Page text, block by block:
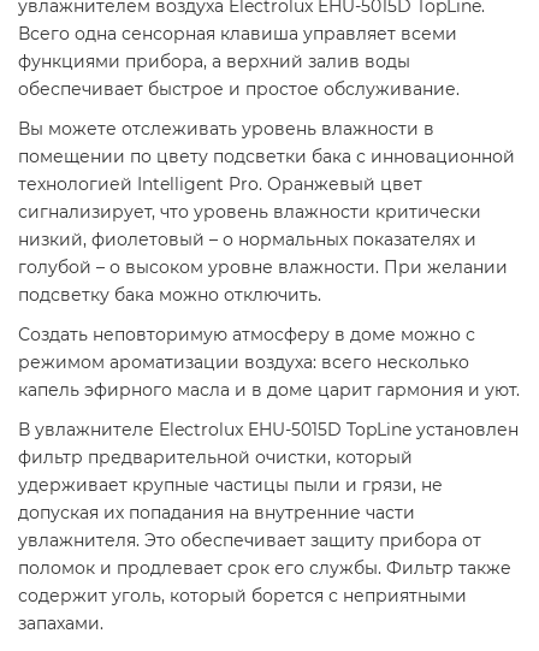
увлажнителем воздуха Electrolux EHU-5015D TopLine.
Всего одна сенсорная клавиша управляет всеми
функциями прибора, а верхний залив воды
обеспечивает быстрое и простое обслуживание.
Вы можете отслеживать уровень влажности в
помещении по цвету подсветки бака с инновационной
технологией Intelligent Pro. Оранжевый цвет
сигнализирует, что уровень влажности критически
низкий, фиолетовый – о нормальных показателях и
голубой – о высоком уровне влажности. При желании
подсветку бака можно отключить.
Создать неповторимую атмосферу в доме можно с
режимом ароматизации воздуха: всего несколько
капель эфирного масла и в доме царит гармония и уют.
В увлажнителе Electrolux EHU-5015D TopLine установлен
фильтр предварительной очистки, который
удерживает крупные частицы пыли и грязи, не
допуская их попадания на внутренние части
увлажнителя. Это обеспечивает защиту прибора от
поломок и продлевает срок его службы. Фильтр также
содержит уголь, который борется с неприятными
запахами.